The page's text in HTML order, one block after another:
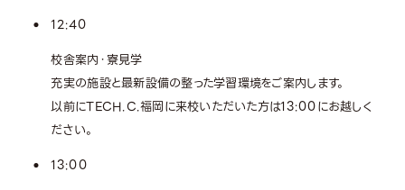
12:40
校舎案内・寮見学
充実の施設と最新設備の整った学習環境をご案内します。
以前にTECH.C.福岡に来校いただいた方は13:00にお越しく
ださい。
13:00